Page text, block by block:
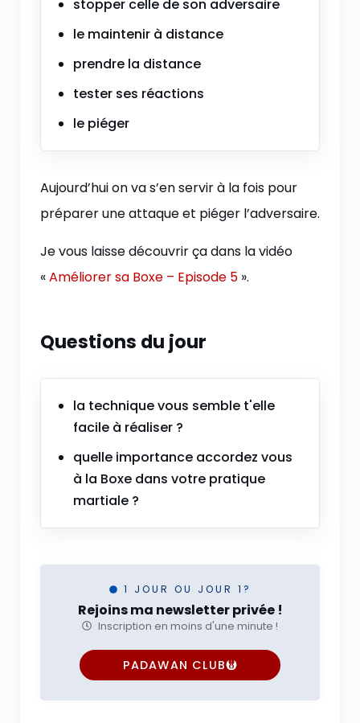
stopper celle de son adversaire
le maintenir à distance
prendre la distance
tester ses réactions
le piéger
Aujourd’hui on va s’en servir à la fois pour
préparer une attaque et piéger l’adversaire.
Je vous laisse découvrir ça dans la vidéo
«Améliorer sa Boxe – Episode 5 ».
Questions du jour
la technique vous semble t'elle
facile à réaliser ?
quelle importance accordez vous
à la Boxe dans votre pratique
martiale ?
1 JOUR OU JOUR 1?
Rejoins ma newsletter privée !
Inscription en moins d'une minute !
PADAWAN CLUB